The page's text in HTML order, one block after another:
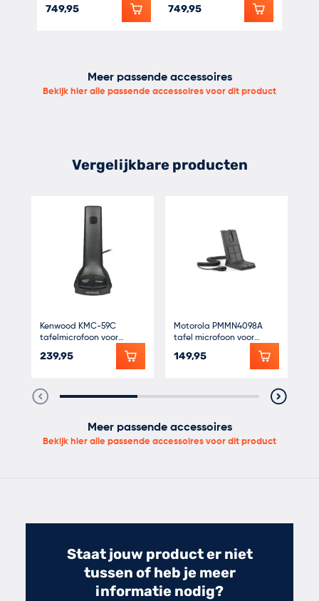
- Avair AV-1-KM-K
- 1,5m aansluitkabel
749,95 749,95
Meer passende accessoires
Bekijk hier alle passende accessoires voor dit product
Vergelijkbare producten
Kenwood KMC-59C
tafelmicrofoon voor
Kenwood mobilofoons
239,95
Motorola PMMN4098A
tafel microfoon voor
DM2600 serie mobilofoon
149,95
Meer passende accessoires
Bekijk hier alle passende accessoires voor dit product
Staat jouw product er niet
tussen of heb je meer
informatie nodig?